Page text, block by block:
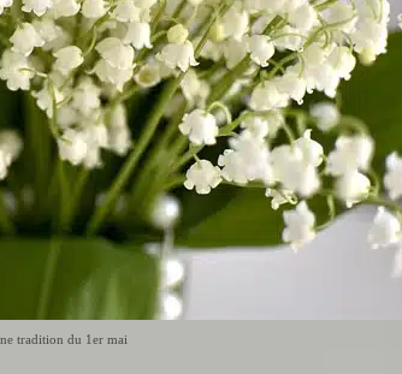
tradition du 1er mai